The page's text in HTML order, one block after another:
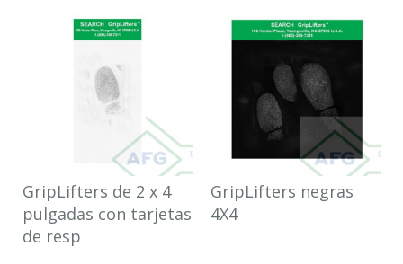
GripLifters de 2 x 4
pulgadas con tarjetas
de resp
GripLifters negras
4X4